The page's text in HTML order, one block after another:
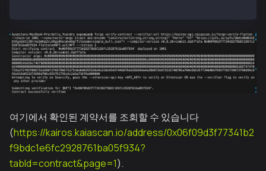
여기에서 확인된 계약서를 조회할 수 있습니다
(https://kairos.kaiascan.io/address/0x06f09d3f77341b2
f9bdc1e6fc2928761ba05f934?
tabId=contract&page=1).